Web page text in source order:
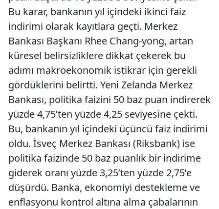
Bu karar, bankanın yıl içindeki ikinci faiz
indirimi olarak kayıtlara geçti. Merkez
Bankası Başkanı Rhee Chang-yong, artan
küresel belirsizliklere dikkat çekerek bu
adımı makroekonomik istikrar için gerekli
gördüklerini belirtti. Yeni Zelanda Merkez
Bankası, politika faizini 50 baz puan indirerek
yüzde 4,75’ten yüzde 4,25 seviyesine çekti.
Bu, bankanın yıl içindeki üçüncü faiz indirimi
oldu. İsveç Merkez Bankası (Riksbank) ise
politika faizinde 50 baz puanlık bir indirime
giderek oranı yüzde 3,25’ten yüzde 2,75’e
düşürdü. Banka, ekonomiyi destekleme ve
enflasyonu kontrol altına alma çabalarının